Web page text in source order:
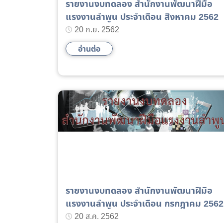
รายงานงบทดลอง สำนักงานพัฒนาฝีมือ
แรงงานลำพูน ประจำเดือน สิงหาคม 2562
20 ก.ย. 2562
อ่านต่อ
รายงานงบทดลอง สำนักงานพัฒนาฝีมือ
แรงงานลำพูน ประจำเดือน กรกฎาคม 2562
20 ส.ค. 2562